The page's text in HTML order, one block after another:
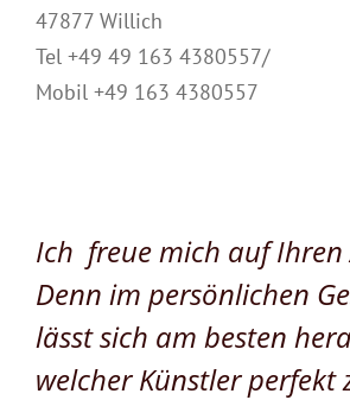
47877 Willich
Tel +49 49 163 4380557/
Mobil +49 163 4380557
Ich freue mich auf Ihren
Denn im persönlichen
lässt sich am besten
welcher Künstler perfekt